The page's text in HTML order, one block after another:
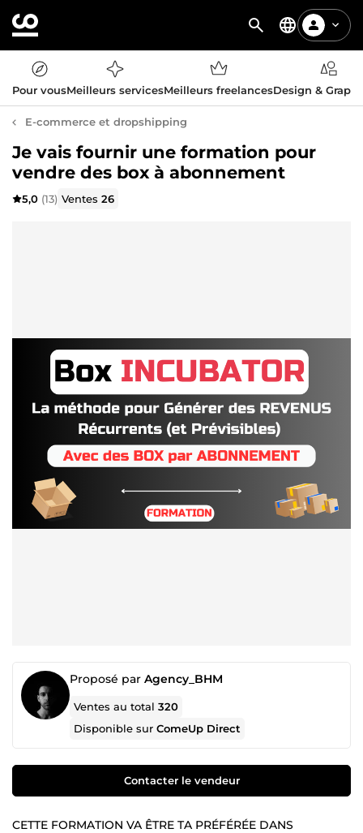
Pour vousMeilleurs servicesMeilleurs freelancesDesign &
E-commerce et dropshipping
Je vais fournir une formation pour
vendre des box à abonnement
5,0 (13) Ventes26
Proposé par Agency_BHM
Ventes au total320
Disponible surComeUp Direct
Contacter le vendeur
CETTE FORMATION VA ÊTRE TA PRÉFÉRÉE DANS